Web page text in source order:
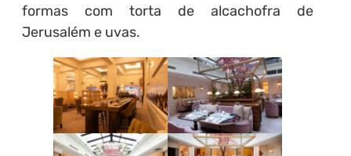
formas com torta de alcachofra de
Jerusalém e uvas.